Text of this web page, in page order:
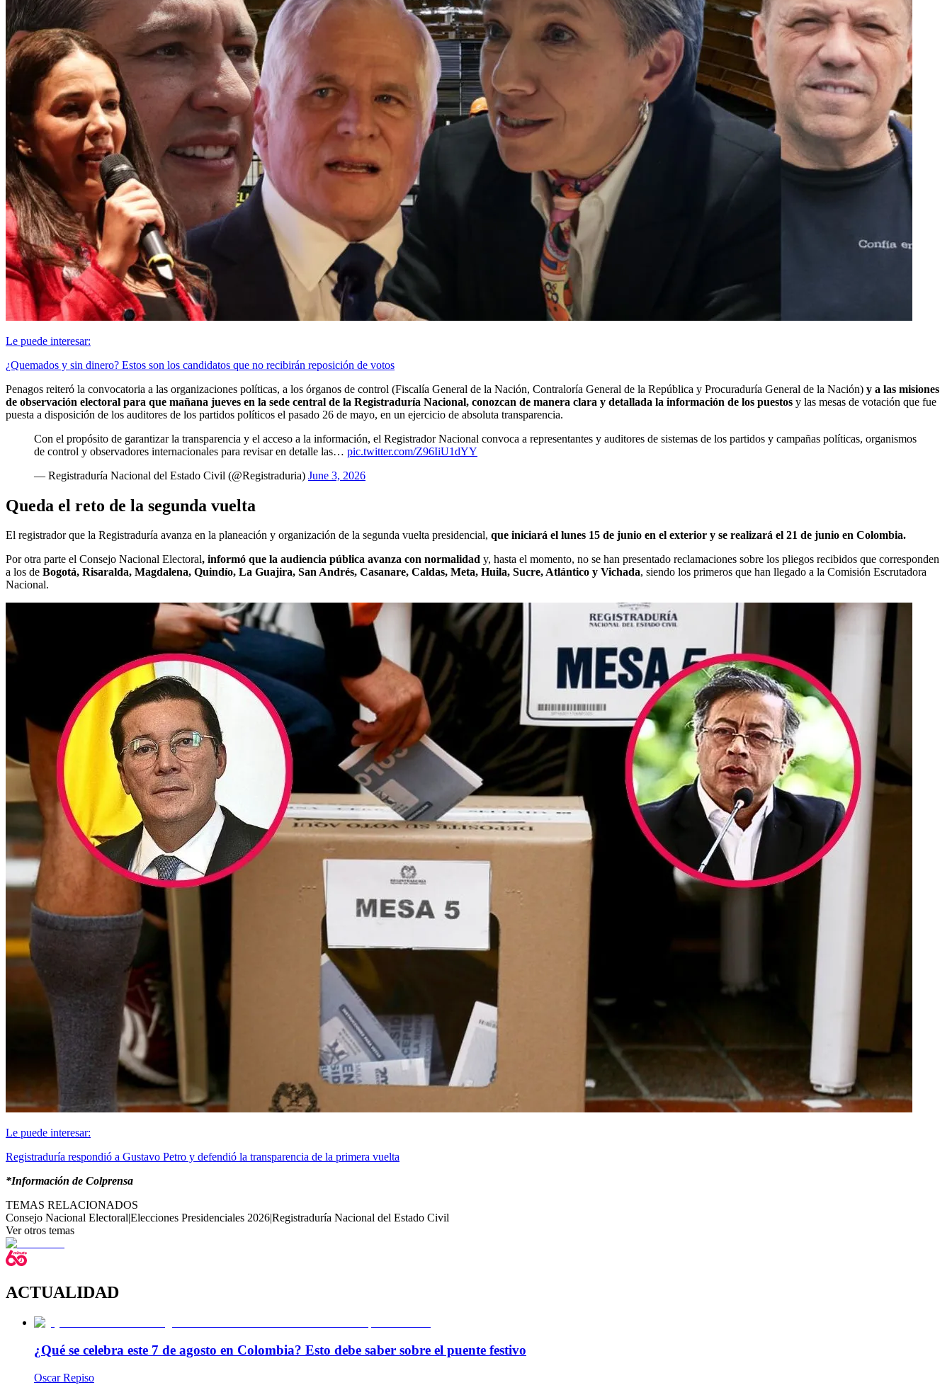
Le puede interesar:
¿Quemados y sin dinero? Estos son los candidatos que no recibirán reposición de votos
Penagos reiteró la convocatoria a las organizaciones políticas, a los órganos de control (Fiscalía General de la Nación, Contraloría General de la República y Procuraduría General de la Nación) y a las misiones
de observación electoral para que mañana jueves en la sede central de la Registraduría Nacional, conozcan de manera clara y detallada la información de los puestos y las mesas de votación que fue
puesta a disposición de los auditores de los partidos políticos el pasado 26 de mayo, en un ejercicio de absoluta transparencia.
Con el propósito de garantizar la transparencia y el acceso a la información, el Registrador Nacional convoca a representantes y auditores de sistemas de los partidos y campañas políticas, organismos
de control y observadores internacionales para revisar en detalle las… pic.twitter.com/Z96IiU1dYY
— Registraduría Nacional del Estado Civil (@Registraduria) June 3, 2026
Queda el reto de la segunda vuelta
El registrador que la Registraduría avanza en la planeación y organización de la segunda vuelta presidencial, que iniciará el lunes 15 de junio en el exterior y se realizará el 21 de junio en Colombia.
Por otra parte el Consejo Nacional Electoral, informó que la audiencia pública avanza con normalidad y, hasta el momento, no se han presentado reclamaciones sobre los pliegos recibidos que corresponden
a los de Bogotá, Risaralda, Magdalena, Quindío, La Guajira, San Andrés, Casanare, Caldas, Meta, Huila, Sucre, Atlántico y Vichada, siendo los primeros que han llegado a la Comisión Escrutadora
Nacional.
Le puede interesar:
Registraduría respondió a Gustavo Petro y defendió la transparencia de la primera vuelta
*Información de Colprensa
TEMAS RELACIONADOS
Consejo Nacional Electoral|Elecciones Presidenciales 2026|Registraduría Nacional del Estado Civil
Ver otros temas
ACTUALIDAD
¿Qué se celebra este 7 de agosto en Colombia? Esto debe saber sobre el puente festivo
Oscar Repiso